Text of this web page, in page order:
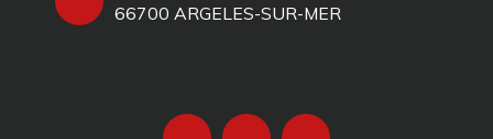
66700 ARGELES-SUR-MER